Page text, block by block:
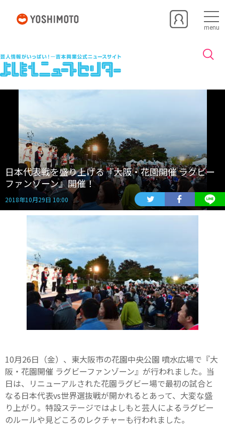
menu
日本代表戦を盛り上げる『大阪・花園開催 ラグビー
ファンゾーン』開催！
2018年10月29日 10:00
10月26日（金）、東大阪市の花園中央公園 噴水広場で『大
阪・花園開催 ラグビーファンゾーン』が行われました。当
日は、リニューアルされた花園ラグビー場で最初の試合と
なる日本代表vs世界選抜戦が開かれるとあって、大変な盛
り上がり。特設ステージではよしもと芸人によるラグビー
のルールや見どころのレクチャーも行われました。